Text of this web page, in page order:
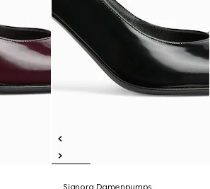
Signora Damenpumps